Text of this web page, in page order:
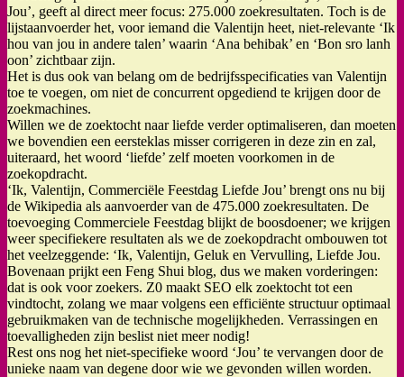
Jou’, geeft al direct meer focus: 275.000 zoekresultaten. Toch is de
lijstaanvoerder het, voor iemand die Valentijn heet, niet-relevante ‘Ik
hou van jou in andere talen’ waarin ‘Ana behibak’ en ‘Bon sro lanh
oon’ zichtbaar zijn.
Het is dus ook van belang om de bedrijfsspecificaties van Valentijn
toe te voegen, om niet de concurrent opgediend te krijgen door de
zoekmachines.
Willen we de zoektocht naar liefde verder optimaliseren, dan moeten
we bovendien een eersteklas misser corrigeren in deze zin en zal,
uiteraard, het woord ‘liefde’ zelf moeten voorkomen in de
zoekopdracht.
‘Ik, Valentijn, Commerciële Feestdag Liefde Jou’ brengt ons nu bij
de Wikipedia als aanvoerder van de 475.000 zoekresultaten. De
toevoeging Commerciele Feestdag blijkt de boosdoener; we krijgen
weer specifiekere resultaten als we de zoekopdracht ombouwen tot
het veelzeggende: ‘Ik, Valentijn, Geluk en Vervulling, Liefde Jou.
Bovenaan prijkt een Feng Shui blog, dus we maken vorderingen:
dat is ook voor zoekers. Z0 maakt SEO elk zoektocht tot een
vindtocht, zolang we maar volgens een efficiënte structuur optimaal
gebruikmaken van de technische mogelijkheden. Verrassingen en
toevalligheden zijn beslist niet meer nodig!
Rest ons nog het niet-specifieke woord ‘Jou’ te vervangen door de
unieke naam van degene door wie we gevonden willen worden.